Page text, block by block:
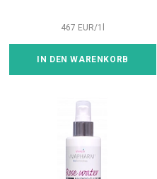
467 EUR/1
IN DEN WARENKORB